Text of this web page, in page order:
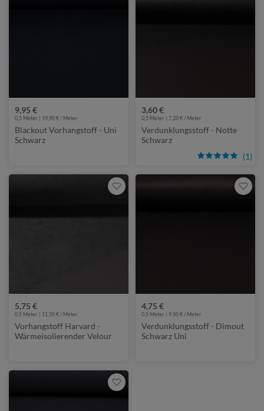
9,95 €
0,5 Meter | 19,90 € / Meter
Blackout Vorhangstoff - Uni
Schwarz
3,60 €
(1)
0,5 Meter | 7,20 € / Meter
Verdunklungsstoff - Notte
Schwarz
5,75 €
0,5 Meter | 11,50 € / Meter
Vorhangstoff Harvard -
Wärmeisolierender Velour
4,75 €
0,5 Meter | 9,50 € / Meter
Verdunklungsstoff - Dimout
Schwarz Uni